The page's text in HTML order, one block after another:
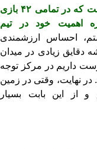
کنده که ۲۶ سال دارد تنها بازیکن بارسلوناست که در تمامی ۴۲ بازی
اهمیت خود در تیم
احساس ارزشمندی
دقایق زیادی در میدان
داریم در مرکز توجه
در نهایت، وقتی در زمین
از این بابت بسیار